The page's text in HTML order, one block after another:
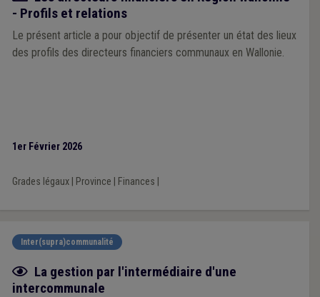
- Profils et relations
Le présent article a pour objectif de présenter un état des lieux
des profils des directeurs financiers communaux en Wallonie.
1er Février 2026
Grades légaux| Province Finances
Inter(supra)communalité
Fiche focus
La gestion par l'intermédiaire d'une
intercommunale